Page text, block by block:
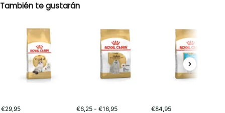
También te gustarán
€29,95
€6,25 - €16,95Rango
€84,95